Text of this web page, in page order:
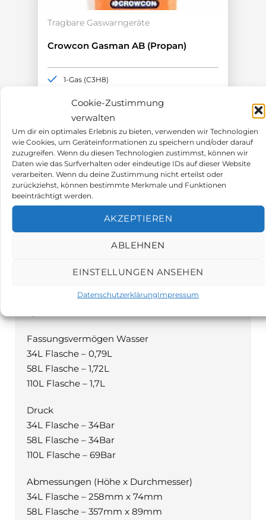
Cookie-Zustimmung
verwalten
Um dir ein optimales Erlebnis zu bieten, verwenden wir Technologien
wie Cookies, um Geräteinformationen zu speichern und/oder darauf
zuzugreifen. Wenn du diesen Technologien zustimmst, können wir
Daten wie das Surfverhalten oder eindeutige IDs auf dieser Website
verarbeiten. Wenn du deine Zustimmung nicht erteilst oder
zurückziehst, können bestimmte Merkmale und Funktionen
beeinträchtigt werden.
AKZEPTIEREN
ABLEHNEN
EINSTELLUNGEN ANSEHEN
DatenschutzerklärungImpressum
Tragbare Gaswarngeräte
Crowcon Gasman AB (Propan)
378,00€
1-Gas (C3H8)
ATEX-Zulassung
Akkulaufzeit >12h
Beschreibung
Fassungsvermögen Wasser
34L Flasche – 0,79L
58L Flasche – 1,72L
110L Flasche – 1,7L
Druck
34L Flasche – 34Bar
58L Flasche – 34Bar
110L Flasche – 69Bar
Abmessungen (Höhe x Durchmesser)
34L Flasche – 258mm x 74mm
58L Flasche – 357mm x 89mm